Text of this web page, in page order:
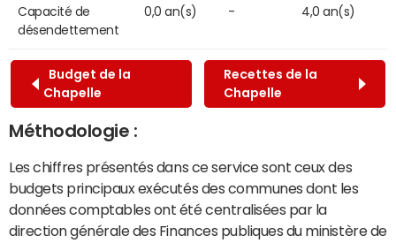
Capacité de
désendettement
0,0 an(s) - 4,0 an(s)
Budget de la
Chapelle
Recettes de la
Chapelle
Méthodologie :
Les chiffres présentés dans ce service sont ceux des
budgets principaux exécutés des communes dont les
données comptables ont été centralisées par la
direction générale des Finances publiques du ministère de